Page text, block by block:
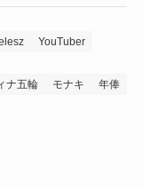
YouTuber
ナ五輪 モナキ
年俸